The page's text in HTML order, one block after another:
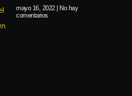
mayo 16, 2022 No hay
comentarios